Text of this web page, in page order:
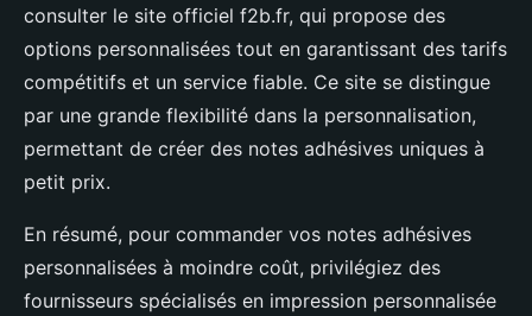
consulter le site officiel f2b.fr, qui propose des
options personnalisées tout en garantissant des tarifs
compétitifs et un service fiable. Ce site se distingue
par une grande flexibilité dans la personnalisation,
permettant de créer des notes adhésives uniques à
petit prix.
En résumé, pour commander vos notes adhésives
personnalisées à moindre coût, privilégiez des
fournisseurs spécialisés en impression personnalisée